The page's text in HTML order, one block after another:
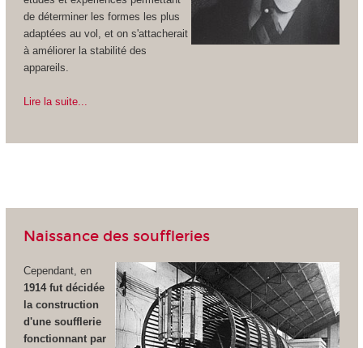
de déterminer les formes les plus
adaptées au vol, et on s'attacherait
à améliorer la stabilité des
appareils.
Lire la suite...
Naissance des souffleries
Cependant, en
1914 fut décidée
la construction
d'une soufflerie
fonctionnant par